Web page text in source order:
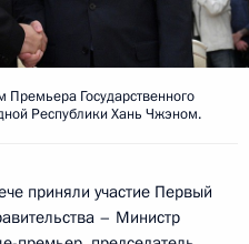
Государственного
Республики Хань Чжэном.
приняли участие Первый
– Министр